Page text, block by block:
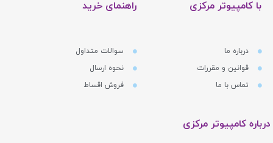
با کامپیوتر مرکزی
درباره ما
قوانین و مقررات
تماس با ما
راهنمای خرید
سوالات متداول
نحوه ارسال
فروش اقساط
درباره کامپیوتر مرکزی